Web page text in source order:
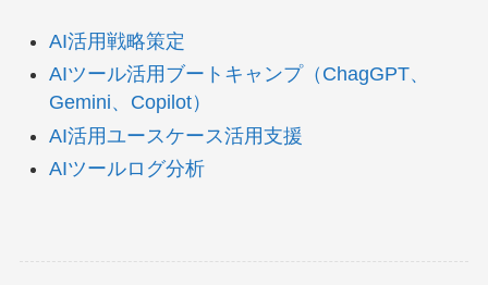
AI活用戦略策定
AIツール活用ブートキャンプ（ChagGPT、
Gemini、Copilot）
AI活用ユースケース活用支援
AIツールログ分析